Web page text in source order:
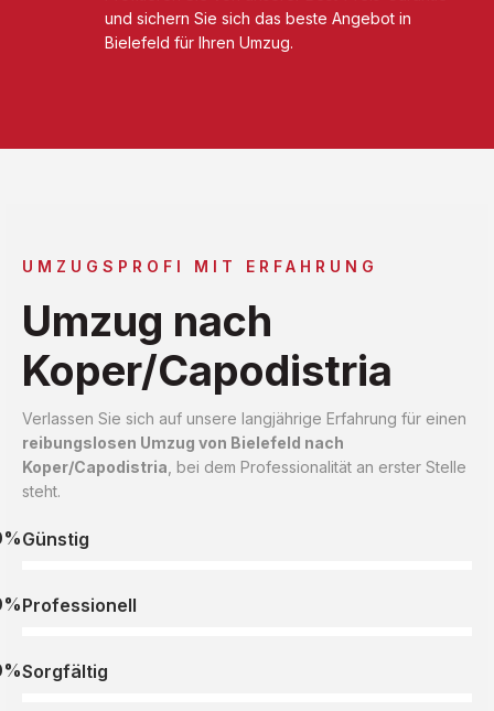
und sichern Sie sich das beste Angebot in
Bielefeld für Ihren Umzug.
UMZUGSPROFI MIT ERFAHRUNG
Umzug nach
Koper/Capodistria
Verlassen Sie sich auf unsere langjährige Erfahrung für einen
reibungslosen Umzug von Bielefeld nach
Koper/Capodistria , bei dem Professionalität an erster Stelle
steht.
Günstig
Professionell
Sorgfältig